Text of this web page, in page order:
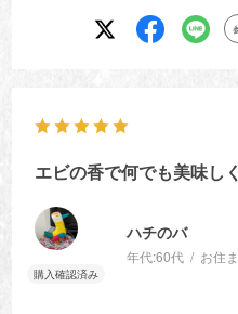
エビの香で何でも美味し
ハチのバ
年代:60代 お住